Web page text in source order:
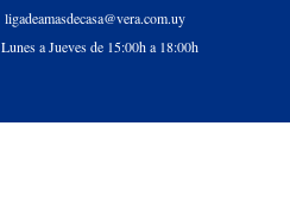
ligadeamasdecasa@vera.com.uy
Lunes a Jueves de 15:00h a 18:00h